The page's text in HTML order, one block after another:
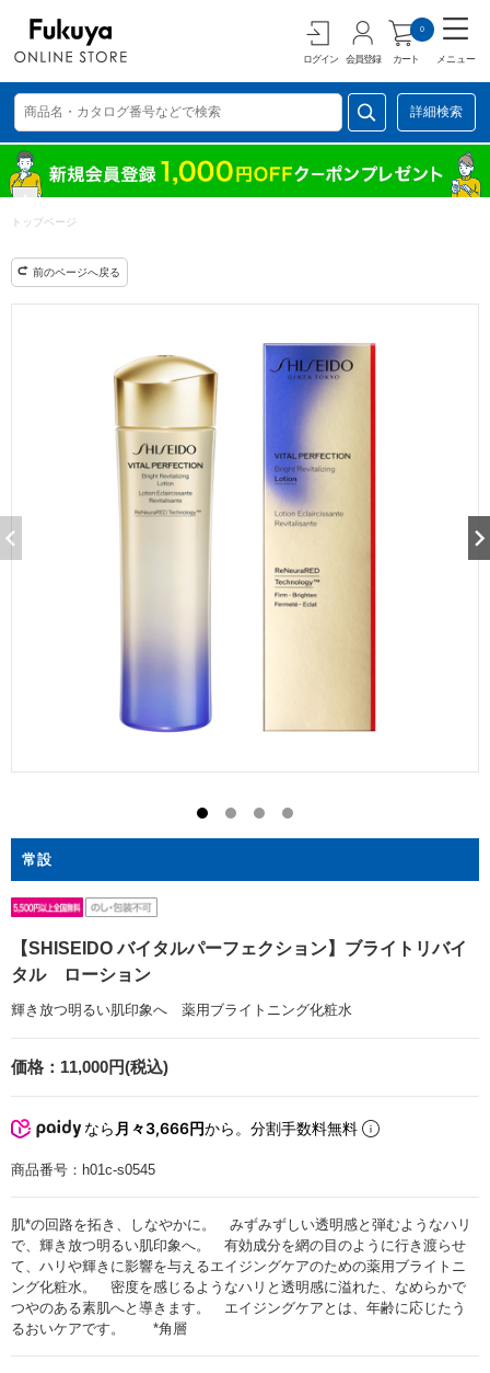
ログイン 会員登録 カート
0
メニュー
詳細検索
トップページ
前のページへ戻る
常設
【SHISEIDO バイタルパーフェクション】ブライトリバイ
タル ローション
輝き放つ明るい肌印象へ 薬用ブライトニング化粧水
価格： 11,000円(税込)
なら 月々3,666円から。分割手数料無料
商品番号： h01c-s0545
肌*の回路を拓き、しなやかに。 みずみずしい透明感と弾むようなハリ
で、輝き放つ明るい肌印象へ。 有効成分を網の目のように行き渡らせ
て、ハリや輝きに影響を与えるエイジングケアのための薬用ブライトニ
ング化粧水。 密度を感じるようなハリと透明感に溢れた、なめらかで
つやのある素肌へと導きます。 エイジングケアとは、年齢に応じたう
るおいケアです。 *角層